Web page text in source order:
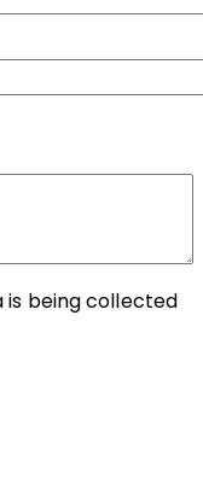
being collected